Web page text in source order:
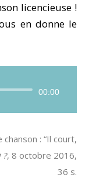
licencieuse !
en donne le
00:00
: “Il court,
?, 8 octobre 2016,
36 s.